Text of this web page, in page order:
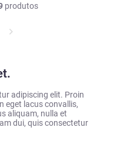
produtos
adipiscing elit. Proin
eget lacus convallis,
aliquam, nulla et
dui, quis consectetur